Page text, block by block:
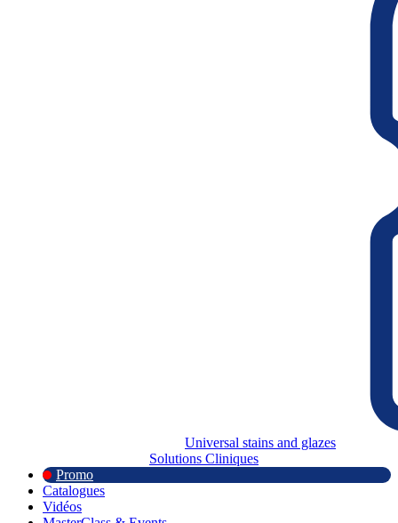
Universal stains and glazes
Solutions Cliniques
Promo
Catalogues
Vidéos